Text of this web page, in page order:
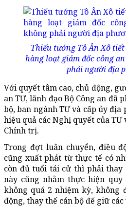
Thiếu tướng Tô Ân Xô
hàng loạt giám đốc công
phải người địa
Với quyết tâm cao, chủ động,
an TƯ, lãnh đạo Bộ Công an đã
bộ, ban ngành TƯ và cấp ủy
hiệu quả các Nghị quyết của TƯ
Chính trị.
Trong đợt luân chuyển, điều
cũng xuất phát từ thực tế có
còn đủ tuổi tái cử thì phải thay
này cũng nhằm thực hiện
không quá 2 nhiệm kỳ, không
động, thay thế cán bộ để giữ